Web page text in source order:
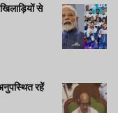
से
रहें